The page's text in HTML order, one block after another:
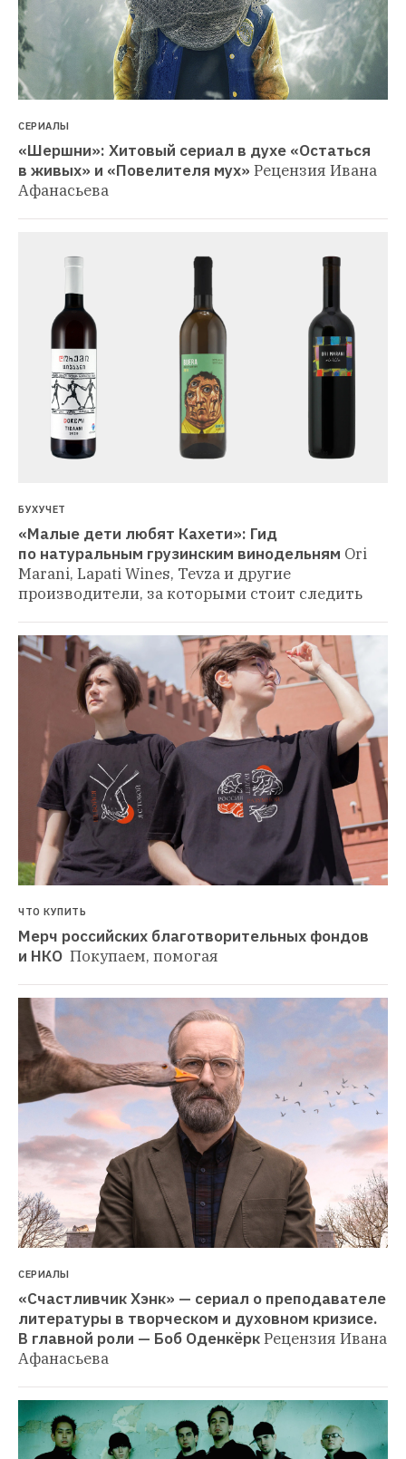
СЕРИАЛЫ
«Шершни»: Хитовый сериал в духе «Остаться
в живых» и «Повелителя мух» Рецензия Ивана
Афанасьева
БУХУЧЕТ
«Малые дети любят Кахети»: Гид
по натуральным грузинским винодельням Ori
Marani, Lapati Wines, Tevza и другие
производители, за которыми стоит следить
ЧТО КУПИТЬ
Мерч российских благотворительных фондов
и НКО Покупаем, помогая
СЕРИАЛЫ
«Счастливчик Хэнк» — сериал о преподавателе
литературы в творческом и духовном кризисе.
В главной роли — Боб ОденкёркРецензия Ивана
Афанасьева